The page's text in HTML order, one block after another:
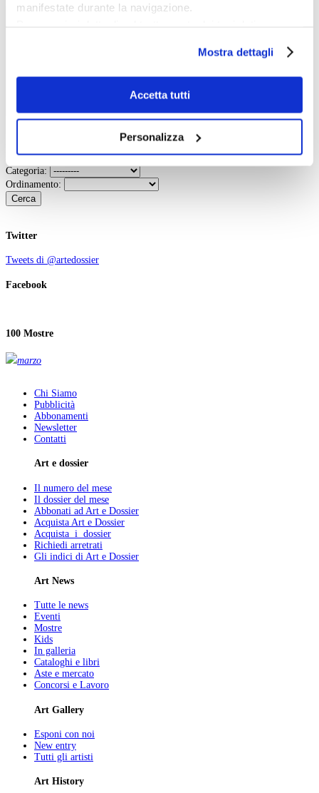
manifestate durante la navigazione.
scelte privacy sui cookie, ti invitiamo a prendere visione
dell’informativa cookie.
Chiudendo il banner tramite la “X” prosegui la
navigazione senza alcuna profilazione e con installazione
il tuo consenso alla profilazione che potrai revocare in
Mostra dettagli
Accetta tutti
Personalizza
Parole chiave:
Categoria:
Ordinamento:
Cerca
Twitter
Tweets di @artedossier
Facebook
100 Mostre
marzo
Chi Siamo
Pubblicità
Abbonamenti
Newsletter
Contatti
Art e dossier
Il numero del mese
Il dossier del mese
Abbonati ad Art e Dossier
Acquista Art e Dossier
Acquista i dossier
Richiedi arretrati
Gli indici di Art e Dossier
Art News
Tutte le news
Eventi
Mostre
Kids
In galleria
Cataloghi e libri
Aste e mercato
Concorsi e Lavoro
Art Gallery
Esponi con noi
New entry
Tutti gli artisti
Art History